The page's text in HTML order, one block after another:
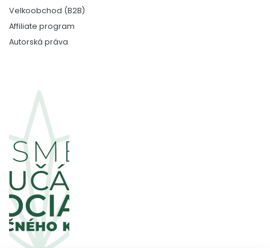
Velkoobchod (B2B)
Affiliate program
Autorská práva